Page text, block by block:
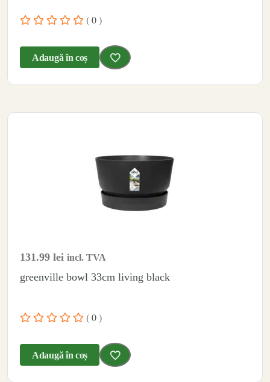
( 0 )
Adaugă în coș
131.99 lei incl. TVA
greenville bowl 33cm living black
( 0 )
Adaugă în coș